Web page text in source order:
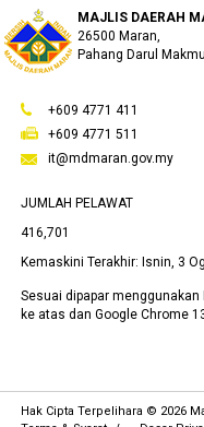
4pm
6 pm
9pm
11pm
MAJLIS DAERAH
26500 Maran,
Pahang Darul
+609 4771 411
+609 4771 511
it@mdmaran.gov.my
JUMLAH PELAWAT
416,701
Kemaskini Terakhir: Isnin, 3
Sesuai dipapar
ke atas dan Google Chrome
Hak Cipta Terpelihara © 2026